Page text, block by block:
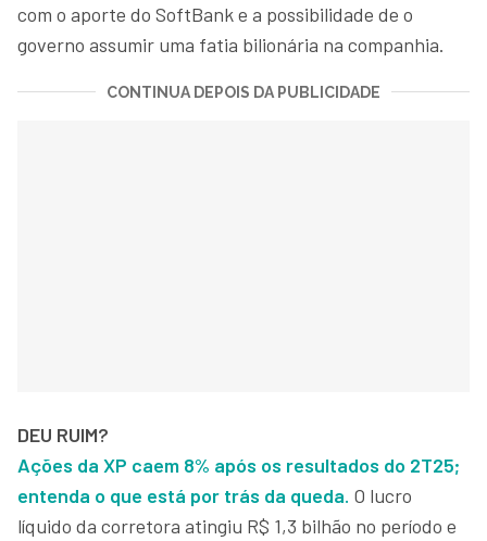
com o aporte do SoftBank e a possibilidade de o
governo assumir uma fatia bilionária na companhia.
CONTINUA DEPOIS DA PUBLICIDADE
DEU RUIM?
Ações da XP caem 8% após os resultados do 2T25;
entenda o que está por trás da queda. O lucro
líquido da corretora atingiu R$ 1,3 bilhão no período e